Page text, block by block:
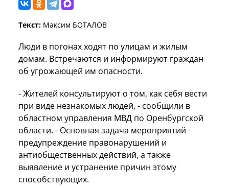
Текст: Максим БОТАЛОВ
Люди в погонах ходят по улицам и жилым
домам. Встречаются и информируют граждан
об угрожающей им опасности.
- Жителей консультируют о том, как себя вести
при виде незнакомых людей, - сообщили в
областном управления МВД по Оренбургской
области. - Основная задача мероприятий -
предупреждение правонарушений и
антиобщественных действий, а также
выявление и устранение причин этому
способствующих.